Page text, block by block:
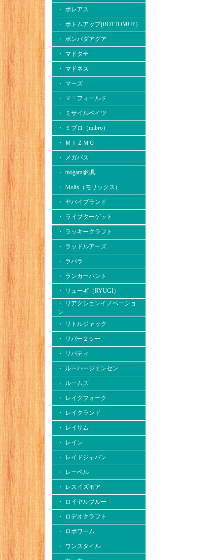
・ ボレアス
・ ボトムアップ(BOTTOMUP)
・ ボンバダアグア
・ マドタチ
・ マドネス
・ マーズ
・ マニフォールド
・ ミサイルベイツ
・ ミブロ（mibro）
・ ＭＩＺＭＯ
・ メガバス
・ mogami釣具
・ Molix（モリックス）
・ ヤバイブランド
・ ライブターゲット
・ ラッキークラフト
・ ラッドルアーズ
・ ラパラ
・ ランカーハント
・ リューギ（RYUGI）
・ リアクションイノベーショ
ン
・ リトルジャック
・ リバー２シー
・ リバティ
・ ルーハージェンセン
・ ルームズ
・ レイクフォーク
・ レイクランド
・ レイサム
・ レイン
・ レイドジャパン
・ レーベル
・ レスイズモア
・ ロイヤルブルー
・ ロデオクラフト
・ ロボワーム
・ ワンスタイル